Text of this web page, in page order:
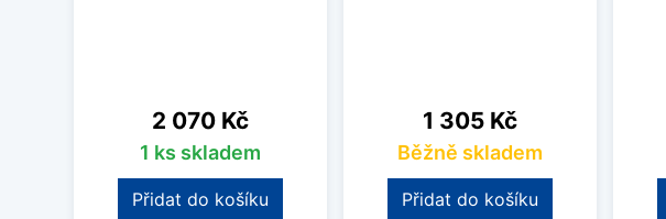
Cena
2 070 Kč
1 ks skladem
Přidat do košíku
Cena
1 305 Kč
Běžně skladem
Přidat do košíku